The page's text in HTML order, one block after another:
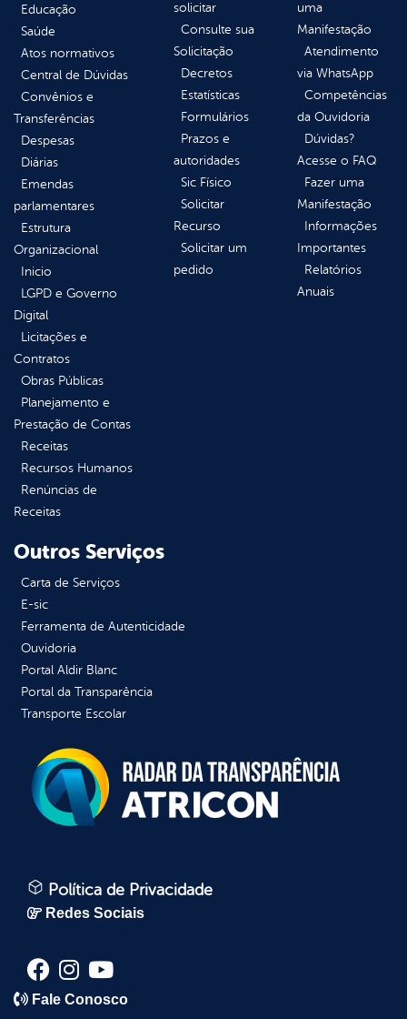
Educação
Saúde
Atos normativos
Central de Dúvidas
Convênios e
Transferências
Despesas
Diárias
Emendas
parlamentares
Estrutura
Organizacional
Inicio
LGPD e Governo
Digital
Licitações e
Contratos
Obras Públicas
Planejamento e
Prestação de Contas
Receitas
Recursos Humanos
Renúncias de
Receitas
solicitar
Consulte sua
Solicitação
Decretos
Estatísticas
Formulários
Prazos e
autoridades
Sic Físico
Solicitar
Recurso
Solicitar um
pedido
uma
Manifestação
Atendimento
via WhatsApp
Competências
da Ouvidoria
Dúvidas?
Acesse o FAQ
Fazer uma
Manifestação
Informações
Importantes
Relatórios
Anuais
Outros Serviços
Carta de Serviços
E-sic
Ferramenta de Autenticidade
Ouvidoria
Portal Aldir Blanc
Portal da Transparência
Transporte Escolar
Política de Privacidade
Redes Sociais
Fale Conosco